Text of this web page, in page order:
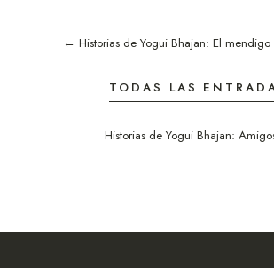
← Historias de Yogui Bhajan: El
TODAS LAS
Historias de Yogui Bhajan: